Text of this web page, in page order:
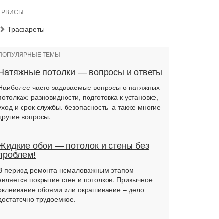
Трафареты
ТЕМЫ
потолки — вопросы и ответы
часто задаваемые вопросы о натяжных
разновидности, подготовка к установке,
и срок службы, безопасность, а также многие
вопросы.
обои — потолок и стены без
период ремонта немаловажным этапом
покрытие стен и потолков. Привычное
обоями или окрашивание – дело
трудоемкое.